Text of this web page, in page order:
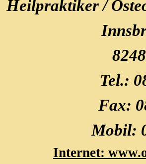
Heilpraktiker /
Tel.:
Fax:
Mobil:
Internet: